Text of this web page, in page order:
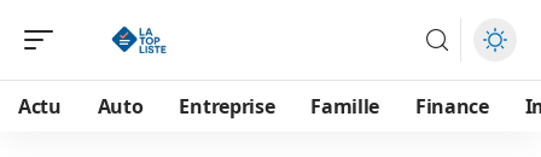
Actu Auto Entreprise Famille Finance